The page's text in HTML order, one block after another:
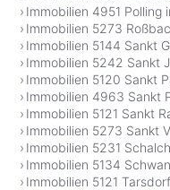
Immobilien 4951 Polling
Immobilien 5273
Immobilien 5144 Sankt
Immobilien 5242 Sankt
Immobilien 5120 Sankt
Immobilien 4963 Sankt
Immobilien 5121 Sankt
Immobilien 5273 Sankt
Immobilien 5231
Immobilien 5134
Immobilien 5121 Tarsdorf